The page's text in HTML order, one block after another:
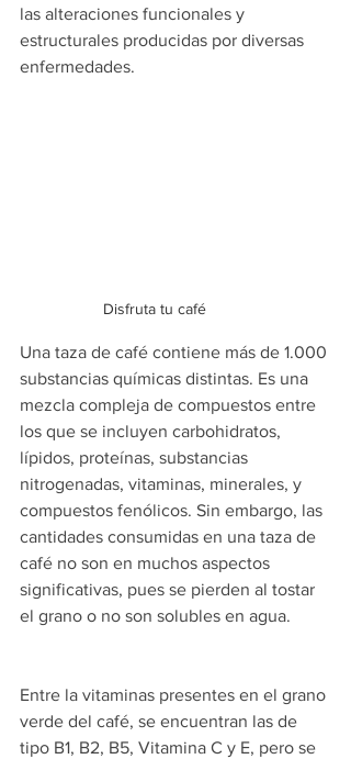
las alteraciones funcionales y
estructurales producidas por diversas
enfermedades.
Disfruta tu café
Una taza de café contiene más de 1.000
substancias químicas distintas. Es una
mezcla compleja de compuestos entre
los que se incluyen carbohidratos,
lípidos, proteínas, substancias
nitrogenadas, vitaminas, minerales, y
compuestos fenólicos. Sin embargo, las
cantidades consumidas en una taza de
café no son en muchos aspectos
significativas, pues se pierden al tostar
el grano o no son solubles en agua.
Entre la vitaminas presentes en el grano
verde del café, se encuentran las de
tipo B1, B2, B5, Vitamina C y E, pero se